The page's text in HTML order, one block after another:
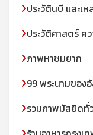
ประวัตินบี และเ
ประวัติศาสตร์ ค
ภาพหาชมยาก
99 พระนามของอั
รวมภาพมัสยิดทั่